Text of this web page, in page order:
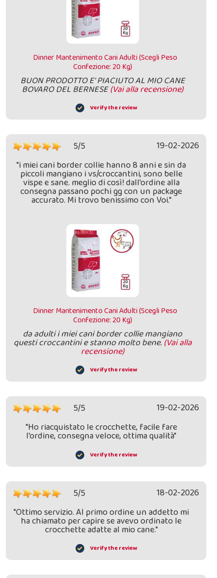
Dinner Mantenimento Cani Adulti (Scegli Peso
Confezione: 20 Kg)
BUON PRODOTTO E' PIACIUTO AL MIO CANE
BOVARO DEL BERNESE(Vai alla recensione)
Verify the review
5/5
19-02-2026
"i miei cani border collie hanno 8 anni e sin da
piccoli mangiano i vs/croccantini, sono belle
vispe e sane. meglio di così! dall'ordine alla
consegna passano pochi gg con un package
accurato. Mi trovo benissimo con Voi."
Dinner Mantenimento Cani Adulti (Scegli Peso
Confezione: 20 Kg)
da adulti i miei cani border collie mangiano
questi croccantini e stanno molto bene.(Vai alla
recensione)
Verify the review
5/5
19-02-2026
"Ho riacquistato le crocchette, facile fare
l'ordine, consegna veloce, ottima qualità"
Verify the review
5/5
18-02-2026
"Ottimo servizio. Al primo ordine un addetto mi
ha chiamato per capire se avevo ordinato le
crocchette adatte al mio cane."
Verify the review